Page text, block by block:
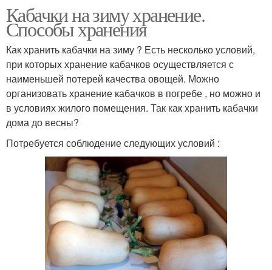
Кабачки на зиму хранение.
Способы хранения
Как хранить кабачки на зиму ? Есть несколько условий,
при которых хранение кабачков осуществляется с
наименьшей потерей качества овощей. Можно
организовать хранение кабачков в погребе , но можно и
в условиях жилого помещения. Так как хранить кабачки
дома до весны?
Потребуется соблюдение следующих условий :